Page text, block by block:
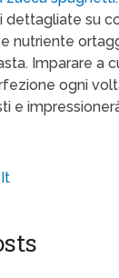
dettagliate su
nutriente
Imparare a
ogni
e